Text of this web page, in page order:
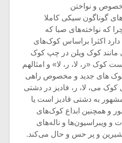
و نواختن
گوناگون سیکی کاملا
که نواخته‌های صبا که
اکثرا براساس کوک‌های
مانند کوک ویلن در چپ کوک
کوک «ر، لا، ر، لا» و امثالهم
کوک های جدید و مخصوص راهی
می، لا، ر، فادیز در دشتی
به دشتی قادیز است یا
و همچنین ابداع کوک‌های
و ویبراسیون‌ها و ناله‌های
و پر حس و حال می‌کند.